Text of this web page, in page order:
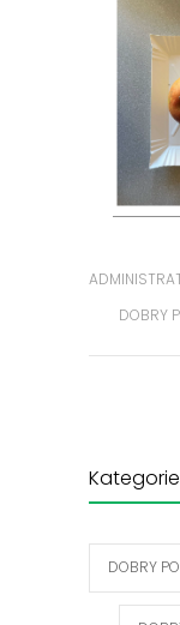
DOBRY
Kategorie
DOBRY